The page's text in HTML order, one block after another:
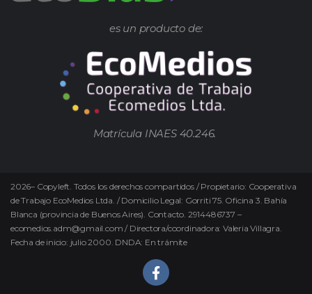
es un producto de:
Matrícula INAES 40.246.
2026– Copyleft. Todos los derechos compartidos / Propietario: Cooperativa
de Trabajo EcoMedios Ltda. / Domicilio Legal: Gorriti 75. Oficina 3. Bahía
Blanca (provincia de Buenos Aires). Contacto. 2914486737 –
ecomedios.adm@gmail.com / Directora/coordinadora: Valeria Villagra.
Fecha de inicio: julio 2000. DNDA: En trámite